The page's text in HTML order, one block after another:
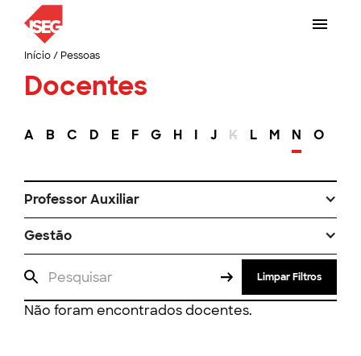
Início/ Pessoas
Docentes
A B C D E F G H I J K L M N O
Professor Auxiliar
Gestão
Limpar Filtros
Não foram encontrados docentes.